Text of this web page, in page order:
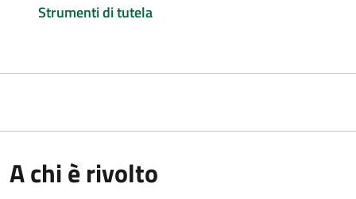
Strumenti di tutela
A chi è rivolto